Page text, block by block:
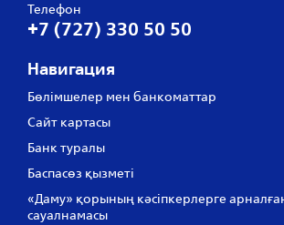
Телефон
+7 (727) 330 50 50
Навигация
Бөлімшелер мен банкоматтар
Сайт картасы
Банк туралы
Баспасөз қызметі
«Даму» қорының кәсіпкерлерге
сауалнамасы